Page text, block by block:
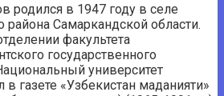
родился в 1947 году в селе
района Самаркандской области.
факультета
государственного
университет
в газете «Узбекистан маданияти»